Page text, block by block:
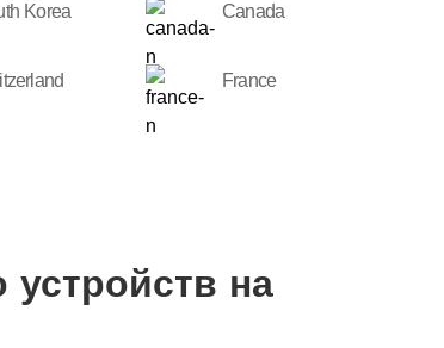
Korea Canada
France
устройств на